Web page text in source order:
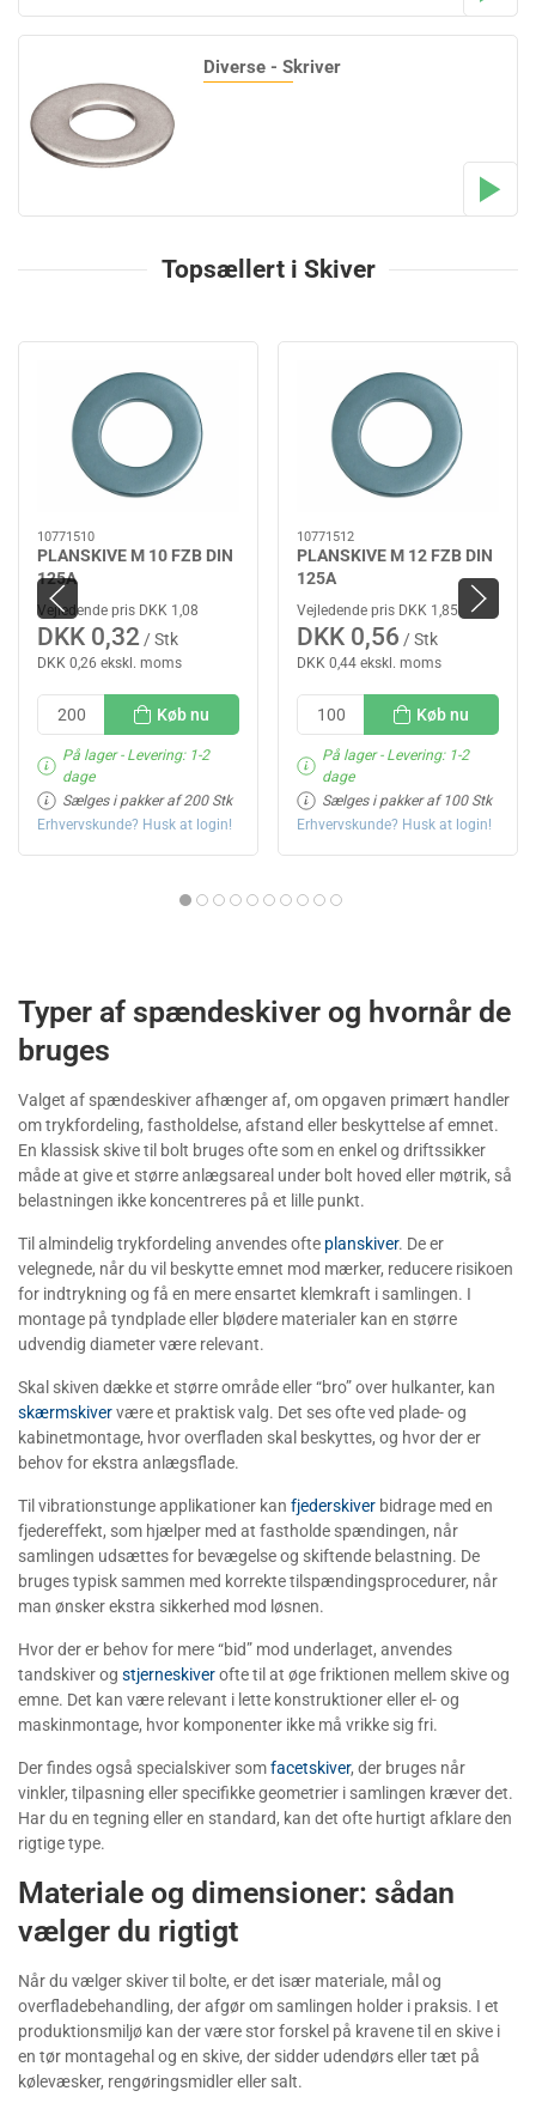
Diverse - Skriver
Topsællert i Skiver
10771510
PLANSKIVE M 10 FZB DIN
125A
Vejledende pris DKK 1,08
DKK 0,32 / Stk
DKK 0,26 ekskl. moms
Køb nu
På lager- Levering: 1-2
dage
Sælges i pakker af 200 Stk
Erhvervskunde? Husk at login!
10771512
PLANSKIVE M 12 FZB DIN
125A
Vejledende pris DKK 1,85
DKK 0,56 / Stk
DKK 0,44 ekskl. moms
Køb nu
På lager- Levering: 1-2
dage
Sælges i pakker af 100 Stk
Erhvervskunde? Husk at login!
Typer af spændeskiver og hvornår de
bruges
Valget af spændeskiver afhænger af, om opgaven primært handler
om trykfordeling, fastholdelse, afstand eller beskyttelse af emnet.
En klassisk skive til bolt bruges ofte som en enkel og driftssikker
måde at give et større anlægsareal under bolt hoved eller møtrik, så
belastningen ikke koncentreres på et lille punkt.
Til almindelig trykfordeling anvendes ofte planskiver. De er
velegnede, når du vil beskytte emnet mod mærker, reducere risikoen
for indtrykning og få en mere ensartet klemkraft i samlingen. I
montage på tyndplade eller blødere materialer kan en større
udvendig diameter være relevant.
Skal skiven dække et større område eller “bro” over hulkanter, kan
skærmskivervære et praktisk valg. Det ses ofte ved plade- og
kabinetmontage, hvor overfladen skal beskyttes, og hvor der er
behov for ekstra anlægsflade.
Til vibrationstunge applikationer kan fjederskiver bidrage med en
fjedereffekt, som hjælper med at fastholde spændingen, når
samlingen udsættes for bevægelse og skiftende belastning. De
bruges typisk sammen med korrekte tilspændingsprocedurer, når
man ønsker ekstra sikkerhed mod løsnen.
Hvor der er behov for mere “bid” mod underlaget, anvendes
tandskiver og stjerneskiverofte til at øge friktionen mellem skive og
emne. Det kan være relevant i lette konstruktioner eller el- og
maskinmontage, hvor komponenter ikke må vrikke sig fri.
Der findes også specialskiver somfacetskiver, der bruges når
vinkler, tilpasning eller specifikke geometrier i samlingen kræver det.
Har du en tegning eller en standard, kan det ofte hurtigt afklare den
rigtige type.
Materiale og dimensioner: sådan
vælger du rigtigt
Når du vælger skiver til bolte, er det især materiale, mål og
overfladebehandling, der afgør om samlingen holder i praksis. I et
produktionsmiljø kan der være stor forskel på kravene til en skive i
en tør montagehal og en skive, der sidder udendørs eller tæt på
kølevæsker, rengøringsmidler eller salt.